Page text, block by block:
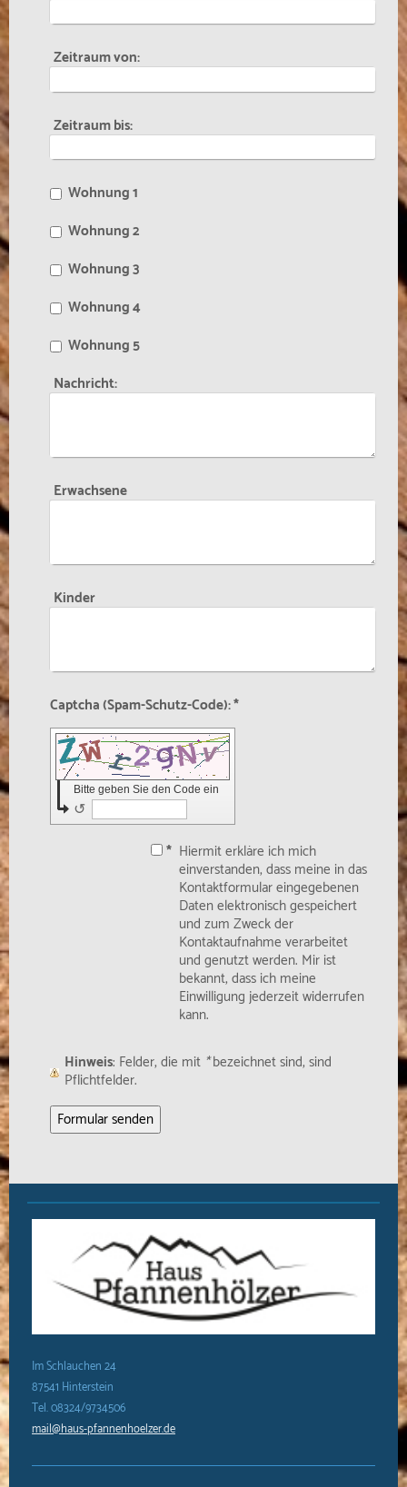
Zeitraum von:
Zeitraum bis:
Wohnung 1
Wohnung 2
Wohnung 3
Wohnung 4
Wohnung 5
Nachricht:
Erwachsene
Kinder
Captcha (Spam-Schutz-Code): *
Bitte geben Sie den Code ein
↺
* Hiermit erkläre ich mich
einverstanden, dass meine in das
Kontaktformular eingegebenen
Daten elektronisch gespeichert
und zum Zweck der
Kontaktaufnahme verarbeitet
und genutzt werden. Mir ist
bekannt, dass ich meine
Einwilligung jederzeit widerrufen
kann.
Hinweis : Felder, die mit *bezeichnet sind, sind
Pflichtfelder.
Im Schlauchen 24
87541 Hinterstein
Tel. 08324/9734506
mail@haus-pfannenhoelzer.de